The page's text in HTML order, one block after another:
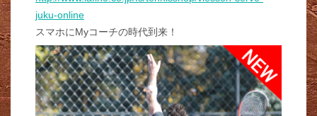
juku-online
スマホにMyコーチの時代到来！